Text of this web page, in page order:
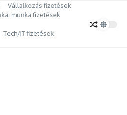
Vállalkozás fizetések
munka fizetések
Tech/IT fizetések